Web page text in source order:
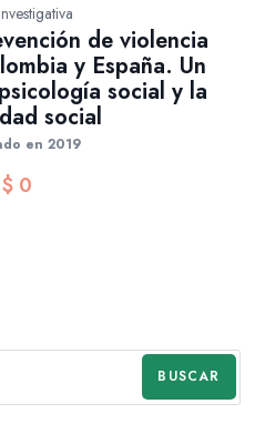
de violencia
y España. Un
social y la
social
en 2019
$0
BUSCAR